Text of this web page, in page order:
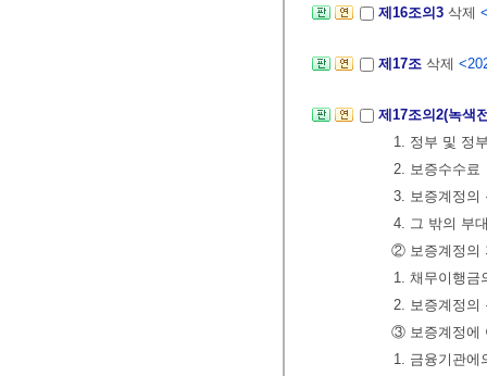
제16조의3 삭제
제17조 삭제
제17조의2(녹색
1. 정부 및 정
2. 보증수수료
3. 보증계정의
4. 그 밖의 부
② 보증계정의
1. 채무이행금
2. 보증계정의
③ 보증계정에
1. 금융기관에